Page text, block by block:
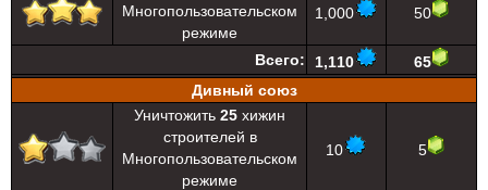
Многопользовательском
режиме
1,000 50
Всего: 1,110
65
Дивный союз
Уничтожить 25 хижин
строителей в
Многопользовательском
режиме
10 5